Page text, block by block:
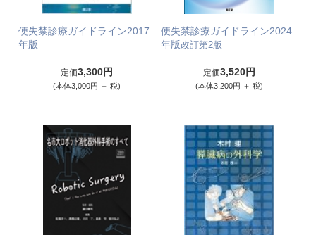
便失禁診療ガイドライン2017
年版
定価3,300円
(本体3,000円 ＋ 税)
便失禁診療ガイドライン2024
年版改訂第2版
定価3,520円
(本体3,200円 ＋ 税)